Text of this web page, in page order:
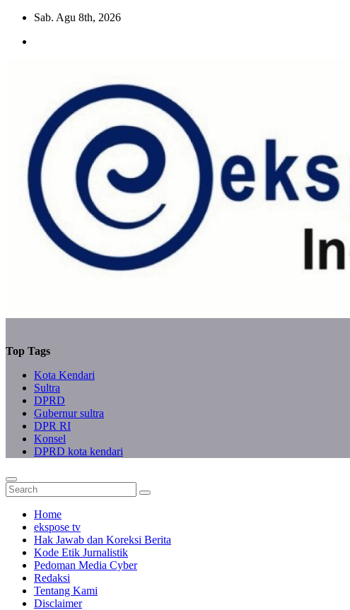
Skip
content
Sab. Agu 8th, 2026
Top Tags
Kota Kendari
Sultra
DPRD
Gubernur sultra
DPR RI
Konsel
DPRD kota kendari
Home
ekspose tv
Hak Jawab dan Koreksi Berita
Kode Etik Jurnalistik
Pedoman Media Cyber
Redaksi
Tentang Kami
Disclaimer